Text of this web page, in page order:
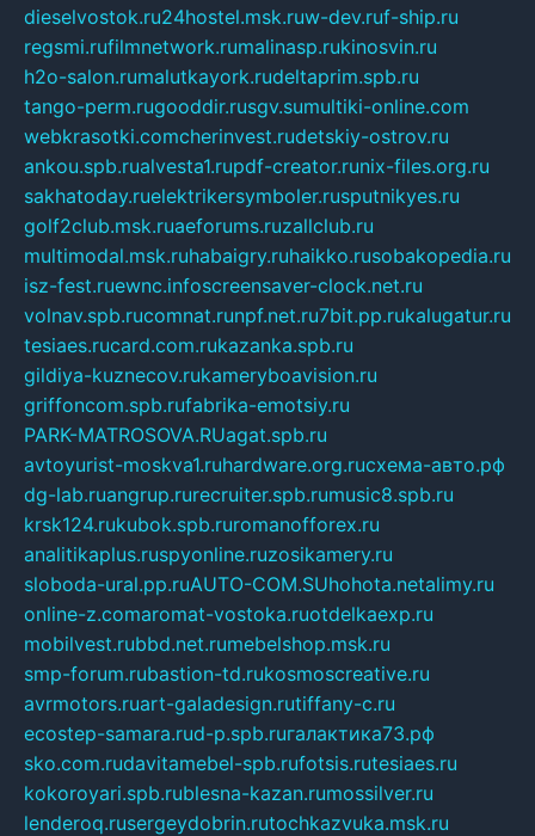
dieselvostok.ru24hostel.msk.ruw-dev.ruf-ship.ru
regsmi.rufilmnetwork.rumalinasp.rukinosvin.ru
h2o-salon.rumalutkayork.rudeltaprim.spb.ru
tango-perm.rugooddir.rusgv.sumultiki-online.com
webkrasotki.comcherinvest.rudetskiy-ostrov.ru
ankou.spb.rualvesta1.rupdf-creator.runix-files.org.ru
sakhatoday.ruelektrikersymboler.rusputnikyes.ru
golf2club.msk.ruaeforums.ruzallclub.ru
multimodal.msk.ruhabaigry.ruhaikko.rusobakopedia.ru
isz-fest.ruewnc.infoscreensaver-clock.net.ru
volnav.spb.rucomnat.runpf.net.ru7bit.pp.rukalugatur.ru
tesiaes.rucard.com.rukazanka.spb.ru
gildiya-kuznecov.rukameryboavision.ru
griffoncom.spb.rufabrika-emotsiy.ru
PARK-MATROSOVA.RUagat.spb.ru
avtoyurist-moskva1.ruhardware.org.ruсхема-авто.рф
dg-lab.ruangrup.rurecruiter.spb.rumusic8.spb.ru
krsk124.rukubok.spb.ruromanofforex.ru
analitikaplus.ruspyonline.ruzosikamery.ru
sloboda-ural.pp.ruAUTO-COM.SUhohota.netalimy.ru
online-z.comaromat-vostoka.ruotdelkaexp.ru
mobilvest.rubbd.net.rumebelshop.msk.ru
smp-forum.rubastion-td.rukosmoscreative.ru
avrmotors.ruart-galadesign.rutiffany-c.ru
ecostep-samara.rud-p.spb.ruгалактика73.рф
sko.com.rudavitamebel-spb.rufotsis.rutesiaes.ru
kokoroyari.spb.rublesna-kazan.rumossilver.ru
lenderoq.rusergeydobrin.rutochkazvuka.msk.ru